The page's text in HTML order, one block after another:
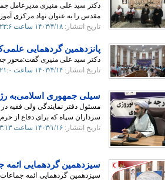
دکتر سید علی منیری مدیرعامل
مقدس را به عنوان نهاد مرکزی
تاریخ انتشار: ۱۴۰۳/۴/۱۸ ساعت ۲۳:۶
پانزدهمین گردهمایی
دکتر سید علی منیری گفت:محور
تاریخ انتشار: ۱۴۰۳/۴/۱۴ ساعت ۲۱:۰
سیلی جمهوری اسلامی‌به
مسئول دفتر نمایندگی ولی
سرداران سپاه که برای دفاع از
تاریخ انتشار: ۱۴۰۳/۱/۱۶ ساعت ۱۳:۱۳
سیزدهمین گردهمایی
سیزدهمین گردهمایی ائمه